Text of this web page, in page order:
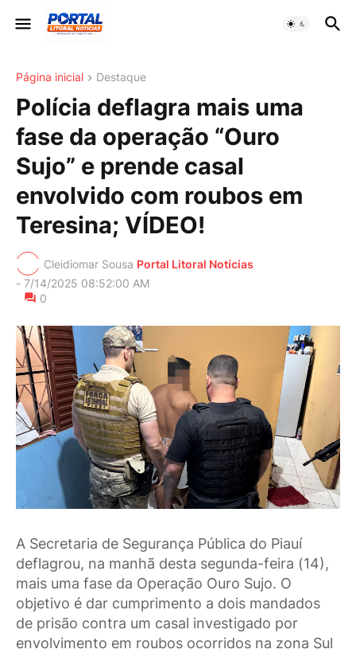
Página inicial Destaque
Polícia deflagra mais uma
fase da operação “Ouro
Sujo” e prende casal
envolvido com roubos em
Teresina; VÍDEO!
Cleidiomar Sousa Portal Litoral Notícias
- 7/14/2025 08:52:00 AM
0
A Secretaria de Segurança Pública do Piauí
deflagrou, na manhã desta segunda-feira (14),
mais uma fase da Operação Ouro Sujo. O
objetivo é dar cumprimento a dois mandados
de prisão contra um casal investigado por
envolvimento em roubos ocorridos na zona Sul